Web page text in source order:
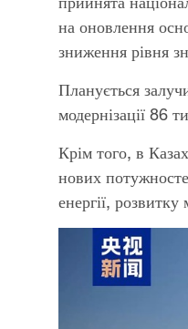
на оновлення
зниження рівня
Планується
модернізації 86
Крім того, в
нових
енергії, розвитку